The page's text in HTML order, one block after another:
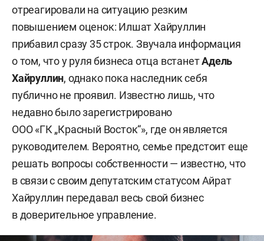
отреагировали на ситуацию резким
повышением оценок: Илшат Хайруллин
прибавил сразу 35 строк. Звучала информация
о том, что у руля бизнеса отца встанетАдель
Хайруллин, однако пока наследник себя
публично не проявил. Известно лишь, что
недавно было зарегистрировано
ООО «ГК „Красный Восток“», где он является
руководителем. Вероятно, семье предстоит еще
решать вопросы собственности — известно, что
в связи с своим депутатским статусом Айрат
Хайруллин передавал весь свой бизнес
в доверительное управление.